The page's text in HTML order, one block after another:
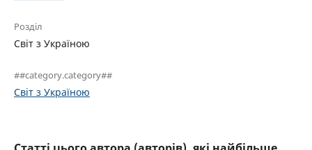
Розділ
Світ з Україною
##category.category##
Світ з Україною